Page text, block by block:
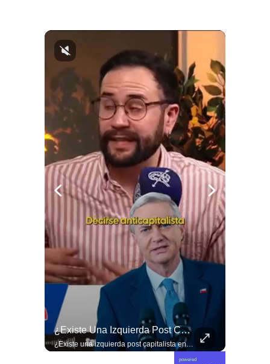
¿Existe Una Izquierda Post Capitalista En Chile?
¿Existe una izquierda post capitalista en Chile? 🤔 Esta semana tuvimos panelazo en Gobierno de Emergencia con @giordanociudadano @jpsanhuezatortella y @naticastilloabogada 🔥
powered